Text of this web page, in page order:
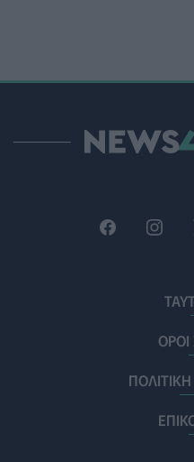
ΥΓΕΊΑ 06/08/2026 - 15:00
ΕΔΟΕΑΠ: Συστάσεις για
Πότε πρέπει να
06/08/2026 - 14:17
Skin dysmorphia: Όταν η
αποτελεί πρόβλημα
06/08/2026 -